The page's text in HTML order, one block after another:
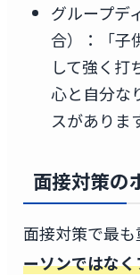
グループデ
合）：「子
して強く打
心と自分な
スがありま
面接対策の
面接対策で最も
ーソンではな